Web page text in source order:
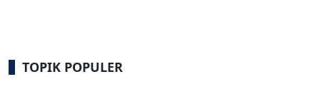
TOPIK POPULER